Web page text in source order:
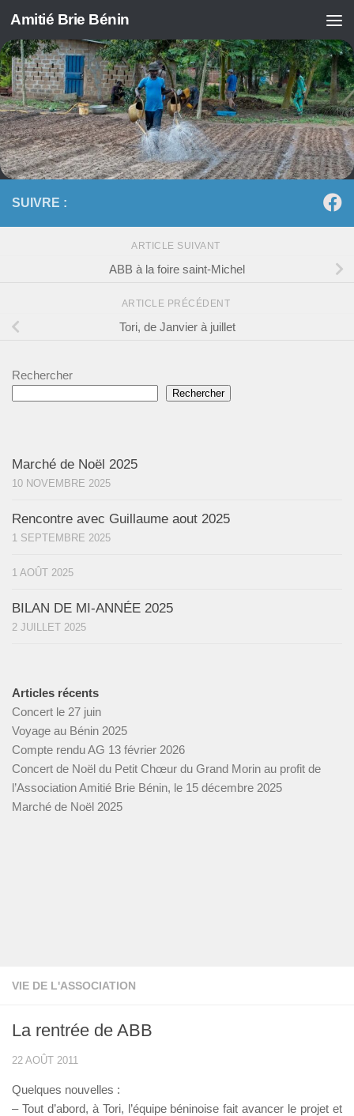
Skip to content
Amitié Brie Bénin
VIE DE L'ASSOCIATION
La rentrée de ABB
22 AOÛT 2011
Quelques nouvelles :
– Tout d’abord, à Tori, l’équipe béninoise fait avancer le projet et
SUIVRE :
ARTICLE SUIVANT
ABB à la foire saint-Michel
ARTICLE PRÉCÉDENT
Tori, de Janvier à juillet
Rechercher
Rechercher
Marché de Noël 2025
10 NOVEMBRE 2025
Rencontre avec Guillaume aout 2025
1 SEPTEMBRE 2025
1 AOÛT 2025
BILAN DE MI-ANNÉE 2025
2 JUILLET 2025
Articles récents
Concert le 27 juin
Voyage au Bénin 2025
Compte rendu AG 13 février 2026
Concert de Noël du Petit Chœur du Grand Morin au profit de
l’Association Amitié Brie Bénin, le 15 décembre 2025
Marché de Noël 2025